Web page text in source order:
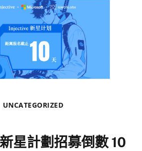
UNCATEGORIZED
星計劃招募倒數 10